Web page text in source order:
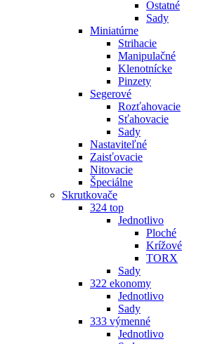
Ostatné
Sady
Miniatúrne
Strihacie
Manipulačné
Klenotnícke
Pinzety
Segerové
Rozťahovacie
Sťahovacie
Sady
Nastaviteľné
Zaisťovacie
Nitovacie
Špeciálne
Skrutkovače
324 top
Jednotlivo
Ploché
Krížové
TORX
Sady
322 ekonomy
Jednotlivo
Sady
333 výmenné
Jednotlivo